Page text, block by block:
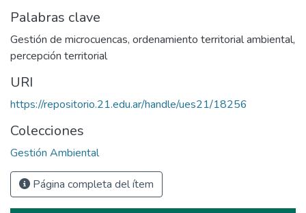
Palabras clave
Gestión de microcuencas, ordenamiento territorial ambiental,
percepción territorial
URI
https://repositorio.21.edu.ar/handle/ues21/18256
Colecciones
Gestión Ambiental
Página completa del ítem